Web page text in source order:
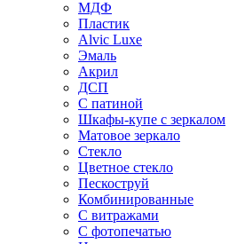
МДФ
Пластик
Alvic Luxe
Эмаль
Акрил
ДСП
С патиной
Шкафы-купе с зеркалом
Матовое зеркало
Стекло
Цветное стекло
Пескоструй
Комбинированные
С витражами
С фотопечатью